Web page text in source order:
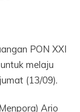
PON XXI
melaju
(13/09).
Ario